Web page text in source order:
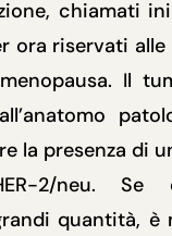
chiamati
ora riservati
Il
la presenza di
2/neu. Se
quantità, è